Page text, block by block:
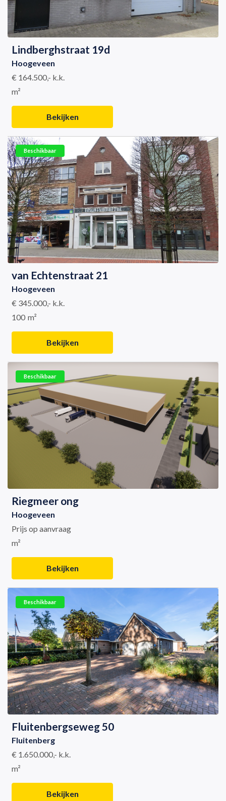
Lindberghstraat 19d
Hoogeveen
€ 164.500,- k.k.
m²
Bekijken
Beschikbaar
van Echtenstraat 21
Hoogeveen
€ 345.000,- k.k.
100 m²
Bekijken
Beschikbaar
Riegmeer ong
Hoogeveen
Prijs op aanvraag
m²
Bekijken
Beschikbaar
Fluitenbergseweg 50
Fluitenberg
€ 1.650.000,- k.k.
m²
Bekijken